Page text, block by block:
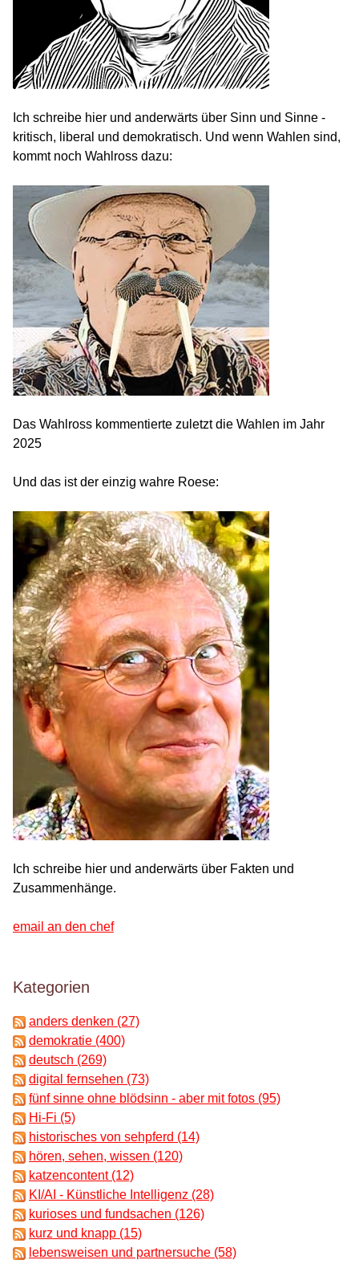
Ich schreibe hier und anderwärts über Sinn und Sinne -
kritisch, liberal und demokratisch. Und wenn Wahlen sind,
kommt noch Wahlross dazu:
Das Wahlross kommentierte zuletzt die Wahlen im Jahr
2025
Und das ist der einzig wahre Roese:
Ich schreibe hier und anderwärts über Fakten und
Zusammenhänge.
email an den chef
Kategorien
anders denken (27)
demokratie (400)
deutsch (269)
digital fernsehen (73)
fünf sinne ohne blödsinn - aber mit fotos (95)
Hi-Fi (5)
historisches von sehpferd (14)
hören, sehen, wissen (120)
katzencontent (12)
KI/AI - Künstliche Intelligenz (28)
kurioses und fundsachen (126)
kurz und knapp (15)
lebensweisen und partnersuche (58)